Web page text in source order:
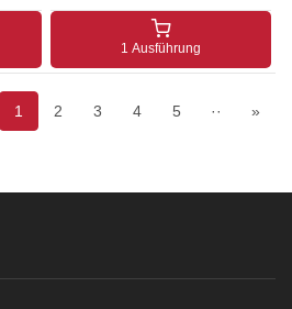
1 Ausführung
1 2 3 4 5 ·· »